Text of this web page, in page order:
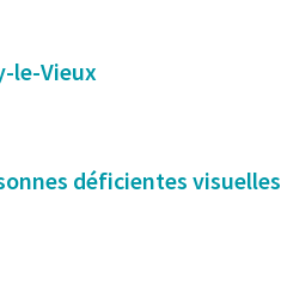
le-Vieux
déficientes visuelles